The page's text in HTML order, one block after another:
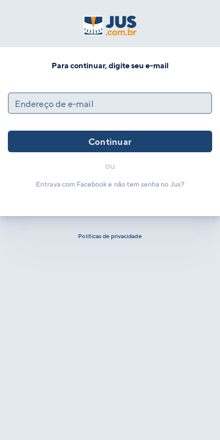
Para continuar, digite seu e-mail
Endereço de e-mail
Continuar
ou
Entrava com Facebook e não tem senha no Jus?
Políticas de privacidade